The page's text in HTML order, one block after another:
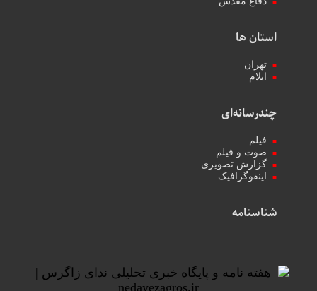
استان ها
تهران
ایلام
چندرسانه‌ای
فیلم
صوت و فیلم
گزارش تصویری
اینفوگرافیک
شناسنامه